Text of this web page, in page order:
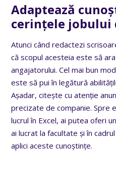
Adaptează
cerințele jobului
Atunci când redactezi
că scopul acesteia este să
angajatorului. Cel mai bun
este să pui în legătură
Așadar, citește cu atenție
precizate de companie. Spre
lucrul în Excel, ai putea oferi
ai lucrat la facultate și în
aplici aceste cunoștințe.